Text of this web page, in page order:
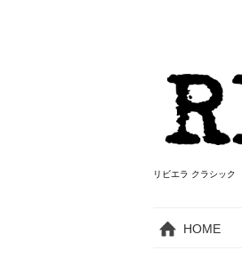
リビエラ クラシック
HOME